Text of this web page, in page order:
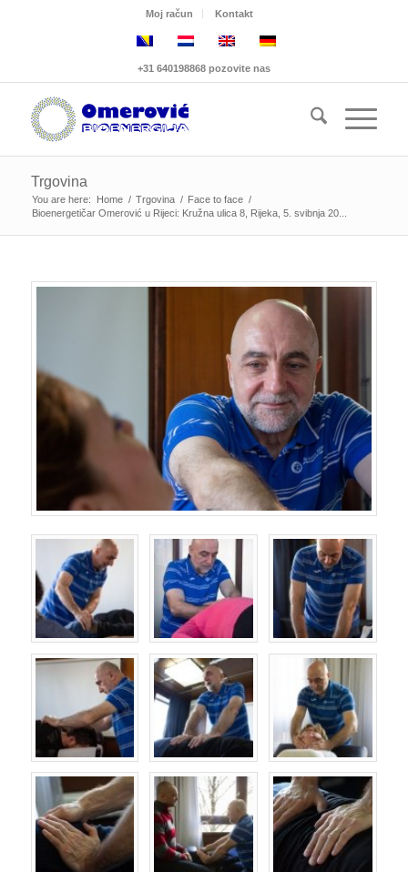
Moj račun Kontakt
+31 640198868 pozovite nas
Trgovina
You are here: Home / Trgovina / Face to face /
Bioenergetičar Omerović u Rijeci: Kružna ulica 8, Rijeka, 5. svibnja 20...